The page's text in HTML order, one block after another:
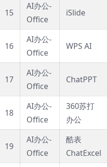
15
AI办公-
Office
iSlide
16
AI办公-
Office
WPS AI
17
AI办公-
Office
ChatPPT
18
AI办公-
Office
360苏打
办公
19
AI办公-
Office
酷表
ChatExcel